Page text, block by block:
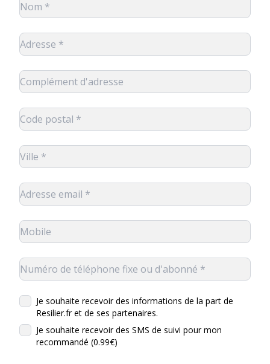
Je souhaite recevoir des informations de la part de
Resilier.fr et de ses partenaires.
Je souhaite recevoir des SMS de suivi pour mon
recommandé (0.99€)